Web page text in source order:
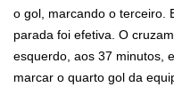
o gol, marcando o terceiro.
parada foi efetiva. O
esquerdo, aos 37 minutos,
marcar o quarto gol da